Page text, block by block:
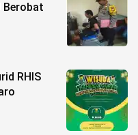
Berobat
RHIS